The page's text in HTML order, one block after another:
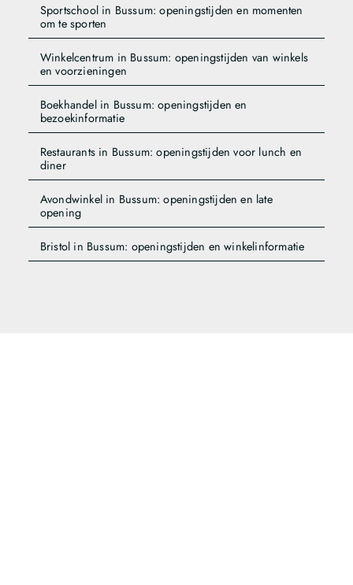
Sportschool in Bussum: openingstijden en momenten
om te sporten
Winkelcentrum in Bussum: openingstijden van winkels
en voorzieningen
Boekhandel in Bussum: openingstijden en
bezoekinformatie
Restaurants in Bussum: openingstijden voor lunch en
diner
Avondwinkel in Bussum: openingstijden en late
opening
Bristol in Bussum: openingstijden en winkelinformatie